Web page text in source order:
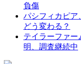
負傷
パシフィカピア
どう変わる？
テイラーファー
明、調査継続中